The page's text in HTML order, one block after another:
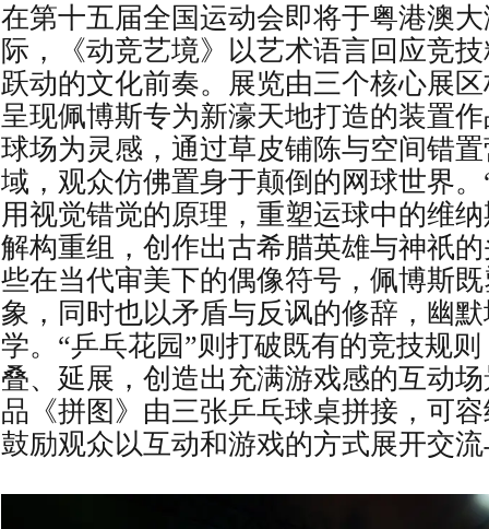
在第十五届全国运动会即将于粤港澳
际，《动竞艺境》以艺术语言回应竞
跃动的文化前奏。展览由三个核心展
呈现佩博斯专为新濠天地打造的装置
球场为灵感，通过草皮铺陈与空间错
域，观众仿佛置身于颠倒的网球世界
用视觉错觉的原理，重塑运球中的维
解构重组，创作出古希腊英雄与神祇
些在当代审美下的偶像符号，佩博斯
象，同时也以矛盾与反讽的修辞，幽
学。“乒乓花园”则打破既有的竞技规
叠、延展，创造出充满游戏感的互动
品《拼图》由三张乒乓球桌拼接，可
鼓励观众以互动和游戏的方式展开交